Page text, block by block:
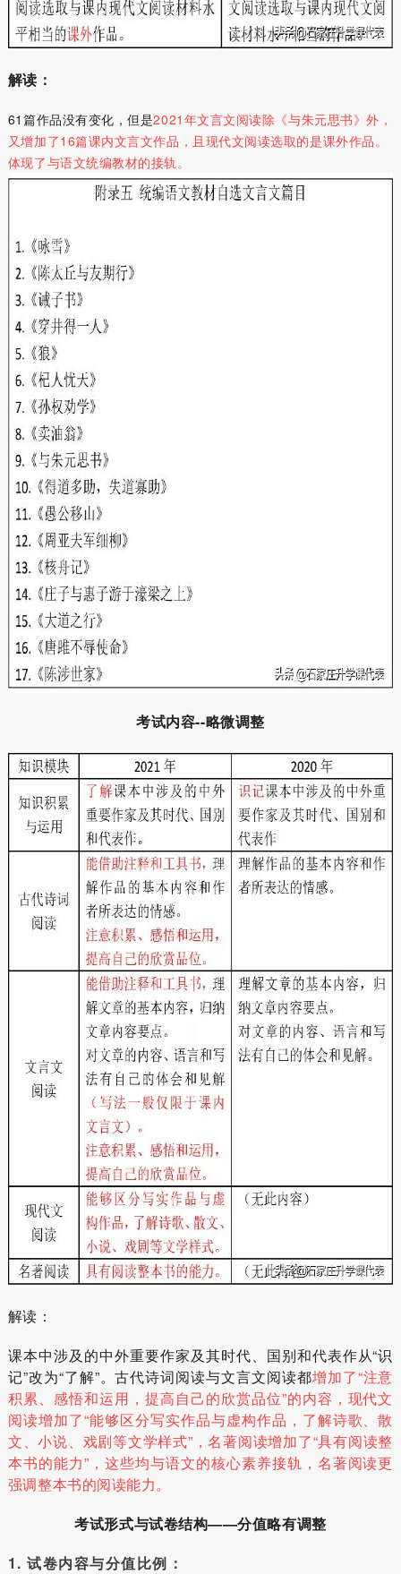
解读：
61篇作品没有变化，但是2021年文言文阅读除《与朱元思书》外，
又增加了16篇课内文言文作品，且现代文阅读选取的是课外作品。
体现了与语文统编教材的接轨。
考试内容--略微调整
解读：
课本中涉及的中外重要作家及其时代、国别和代表作从“识
记”改为“了解”。古代诗词阅读与文言文阅读都增加了“注意
积累、感悟和运用，提高自己的欣赏品位”的内容，现代文
阅读增加了“能够区分写实作品与虚构作品，了解诗歌、散
文、小说、戏剧等文学样式”，名著阅读增加了“具有阅读整
本书的能力”，这些均与语文的核心素养接轨，名著阅读更
强调整本书的阅读能力。
考试形式与试卷结构——分值略有调整
1. 试卷内容与分值比例：